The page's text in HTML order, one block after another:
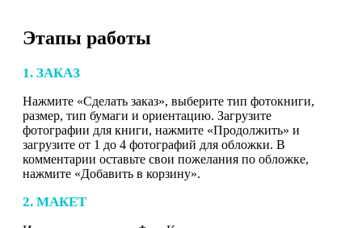
Этапы работы
1. ЗАКАЗ
Нажмите «Сделать заказ», выберите тип фотокниги,
размер, тип бумаги и ориентацию. Загрузите
фотографии для книги, нажмите «Продолжить» и
загрузите от 1 до 4 фотографий для обложки. В
комментарии оставьте свои пожелания по обложке,
нажмите «Добавить в корзину».
2. МАКЕТ